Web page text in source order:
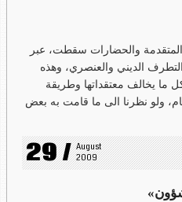
والحضارات سقطت، عبر
الديني والعنصري، وهذه
ما يخالف معتقداتها وطريقة
ولو نظرنا الى ما قامت به بعض
29 / August
2009